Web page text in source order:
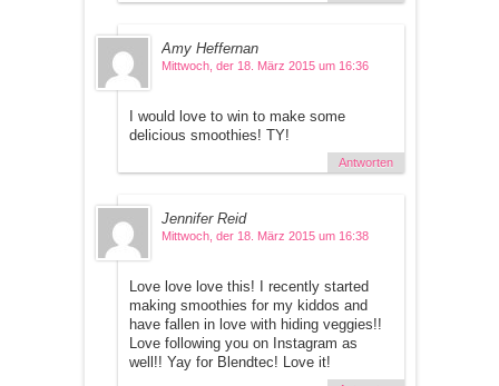
Amy Heffernan
Mittwoch, der 18. März 2015 um 16:36
I would love to win to make some
delicious smoothies! TY!
Antworten
Jennifer Reid
Mittwoch, der 18. März 2015 um 16:38
Love love love this! I recently started
making smoothies for my kiddos and
have fallen in love with hiding veggies!!
Love following you on Instagram as
well!! Yay for Blendtec! Love it!